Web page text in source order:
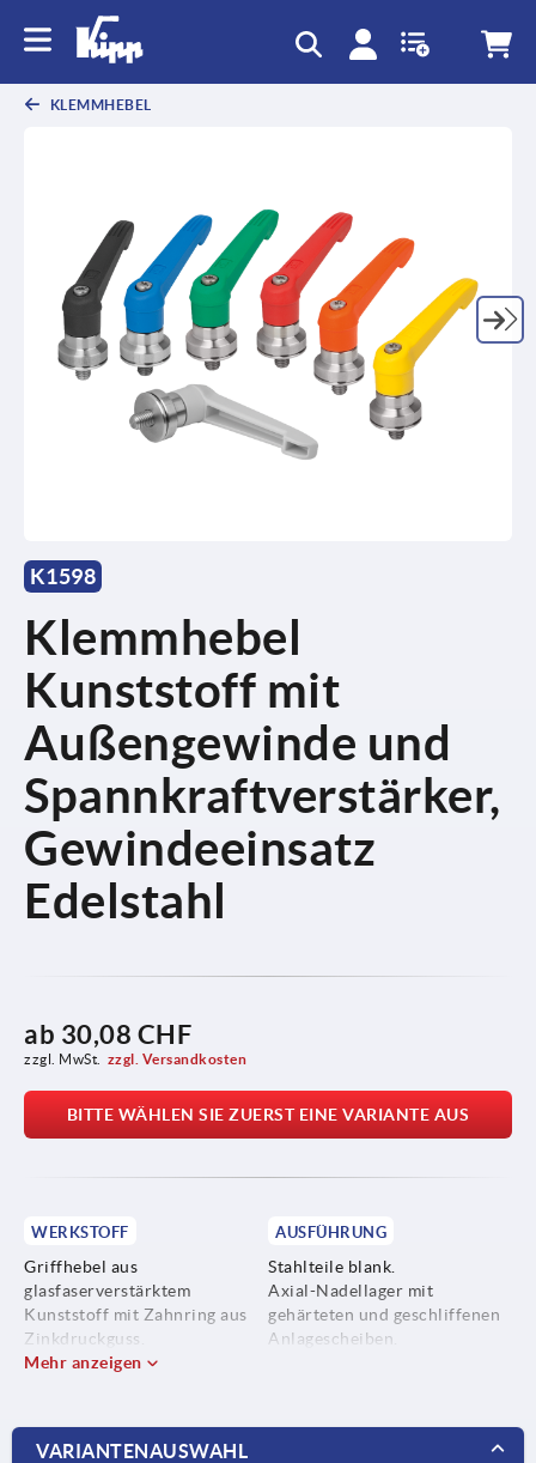
KLEMMHEBEL
K1598
Klemmhebel
Kunststoff mit
Außengewinde und
Spannkraftverstärker,
Gewindeeinsatz
Edelstahl
ab 30,08 CHF
zzgl. MwSt. zzgl. Versandkosten
BITTE WÄHLEN SIE ZUERST EINE VARIANTE AUS
WERKSTOFF
Griffhebel aus
glasfaserverstärktem
Kunststoff mit Zahnring aus
Zinkdruckguss.
AUSFÜHRUNG
Stahlteile blank.
Axial-Nadellager mit
gehärteten und geschliffenen
Anlagescheiben.
Mehr anzeigen
VARIANTENAUSWAHL